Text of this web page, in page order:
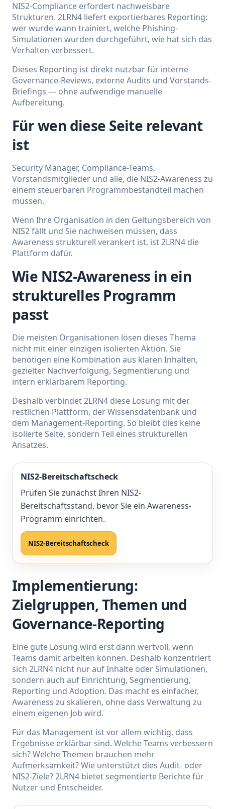
NIS2-Compliance erfordert nachweisbare
Strukturen. 2LRN4 liefert exportierbares Reporting:
wer wurde wann trainiert, welche Phishing-
Simulationen wurden durchgeführt, wie hat sich das
Verhalten verbessert.
Dieses Reporting ist direkt nutzbar für interne
Governance-Reviews, externe Audits und Vorstands-
Briefings — ohne aufwendige manuelle
Aufbereitung.
Für wen diese Seite relevant
ist
Security Manager, Compliance-Teams,
Vorstandsmitglieder und alle, die NIS2-Awareness zu
einem steuerbaren Programmbestandteil machen
müssen.
Wenn Ihre Organisation in den Geltungsbereich von
NIS2 fällt und Sie nachweisen müssen, dass
Awareness strukturell verankert ist, ist 2LRN4 die
Plattform dafür.
Wie NIS2-Awareness in ein
strukturelles Programm
passt
Die meisten Organisationen lösen dieses Thema
nicht mit einer einzigen isolierten Aktion. Sie
benötigen eine Kombination aus klaren Inhalten,
gezielter Nachverfolgung, Segmentierung und
intern erklärbarem Reporting.
Deshalb verbindet 2LRN4 diese Lösung mit der
restlichen Plattform, der Wissensdatenbank und
dem Management-Reporting. So bleibt dies keine
isolierte Seite, sondern Teil eines strukturellen
Ansatzes.
NIS2-Bereitschaftscheck
Prüfen Sie zunächst Ihren NIS2-
Bereitschaftsstand, bevor Sie ein Awareness-
Programm einrichten.
NIS2-Bereitschaftscheck
Implementierung:
Zielgruppen, Themen und
Governance-Reporting
Eine gute Lösung wird erst dann wertvoll, wenn
Teams damit arbeiten können. Deshalb konzentriert
sich 2LRN4 nicht nur auf Inhalte oder Simulationen,
sondern auch auf Einrichtung, Segmentierung,
Reporting und Adoption. Das macht es einfacher,
Awareness zu skalieren, ohne dass Verwaltung zu
einem eigenen Job wird.
Für das Management ist vor allem wichtig, dass
Ergebnisse erklärbar sind. Welche Teams verbessern
sich? Welche Themen brauchen mehr
Aufmerksamkeit? Wie unterstützt dies Audit- oder
NIS2-Ziele? 2LRN4 bietet segmentierte Berichte für
Nutzer und Entscheider.